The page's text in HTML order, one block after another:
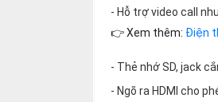
- Hỗ trợ video call
👉 Xem thêm: Điện
- Thẻ nhớ SD, jack
- Ngõ ra HDMI cho